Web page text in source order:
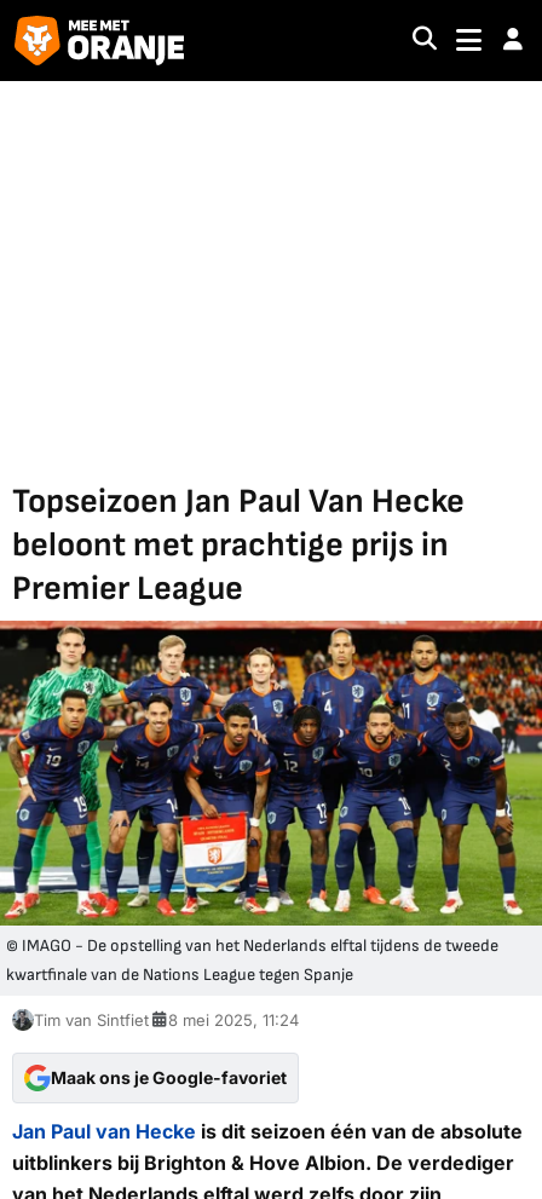
Topseizoen Jan Paul Van Hecke
beloont met prachtige prijs in
Premier League
© IMAGO - De opstelling van het Nederlands elftal tijdens de tweede
kwartfinale van de Nations League tegen Spanje
Tim van Sintfiet 8 mei 2025, 11:24
Maak ons je Google-favoriet
Jan Paul van Hecke is dit seizoen één van de absolute
uitblinkers bij Brighton & Hove Albion. De verdediger
van het Nederlands elftal werd zelfs door zijn